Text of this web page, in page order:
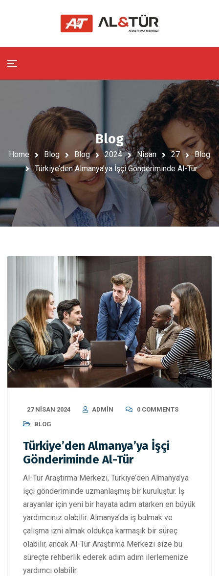
Blog
Home Blog Blog 2024 Nisan 27
Blog
Türkiye’den Almanya’ya İşçi Gönderiminde Al-Tür
27 NISAN 2024 ADMIN
0 COMMENTS
BLOG
Türkiye’den Almanya’ya İşçi
Gönderiminde Al-Tür
Al-Tür Araştırma Merkezi, Türkiye’den Almanya’ya
işçi gönderiminde uzmanlaşmış bir kuruluştur. İş
arayanlar için yeni bir hayata adım atarken en büyük
yardımcınız olabilir. Almanya’da iş bulmak ve
çalışma izni almak oldukça karmaşık bir süreç
olabilir, ancak Al-Tür Araştırma Merkezi size bu
süreçte rehberlik ederek adım adım ilerlemenize
yardımcı olabilir.